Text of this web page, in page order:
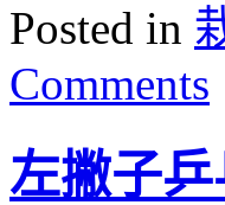
Posted in
Comments
左撇子